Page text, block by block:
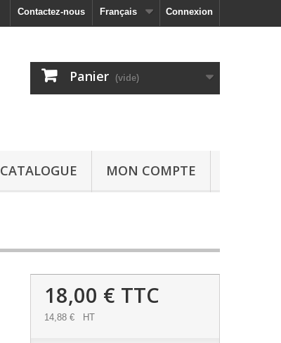
Connexion
Français
Contactez-nous
Panier (vide)
CATALOGUE MON COMPTE
18,00 € TTC
14,88 € HT